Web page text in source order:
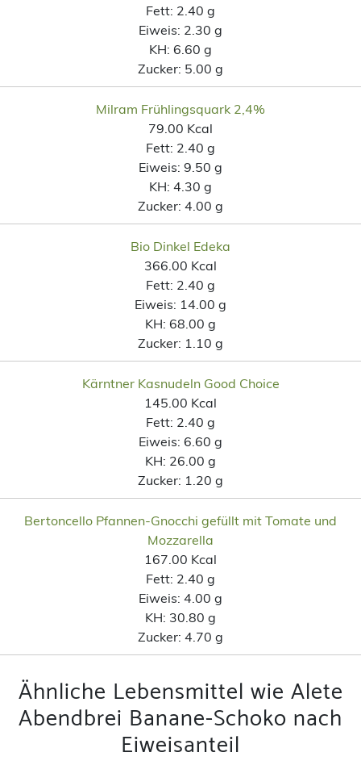
Fett: 2.40 g
Eiweis: 2.30 g
KH: 6.60 g
Zucker: 5.00 g
Milram Frühlingsquark 2,4%
79.00 Kcal
Fett: 2.40 g
Eiweis: 9.50 g
KH: 4.30 g
Zucker: 4.00 g
Bio Dinkel Edeka
366.00 Kcal
Fett: 2.40 g
Eiweis: 14.00 g
KH: 68.00 g
Zucker: 1.10 g
Kärntner Kasnudeln Good Choice
145.00 Kcal
Fett: 2.40 g
Eiweis: 6.60 g
KH: 26.00 g
Zucker: 1.20 g
Bertoncello Pfannen-Gnocchi gefüllt mit Tomate und
Mozzarella
167.00 Kcal
Fett: 2.40 g
Eiweis: 4.00 g
KH: 30.80 g
Zucker: 4.70 g
Ähnliche Lebensmittel wie Alete
Abendbrei Banane-Schoko nach
Eiweisanteil